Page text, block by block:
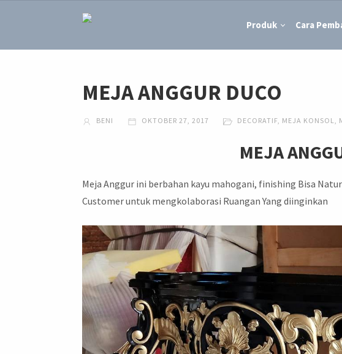
Produk Cara
MEJA ANGGUR DUCO
BENI OKTOBER 27, 2017 DECORATIF, MEJA KONSOL,
MEJA
Meja Anggur ini berbahan kayu mahogani, finishing Bisa
Customer untuk mengkolaborasi Ruangan Yang diinginkan